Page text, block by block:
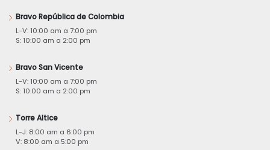
Bravo República de Colombia
L-V: 10:00 am a 7:00 pm
S: 10:00 am a 2:00 pm
Bravo San Vicente
L-V: 10:00 am a 7:00 pm
S: 10:00 am a 2:00 pm
Torre Altice
L-J: 8:00 am a 6:00 pm
V: 8:00 am a 5:00 pm